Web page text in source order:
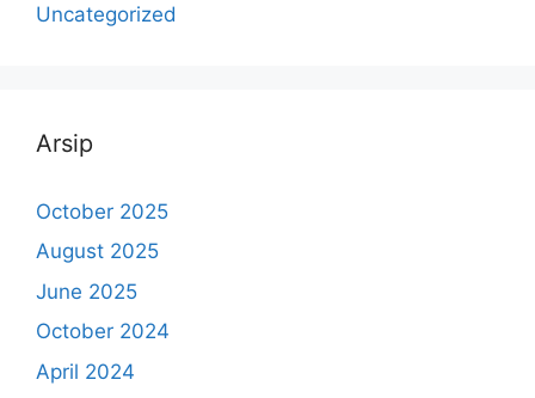
Uncategorized
Arsip
October 2025
August 2025
June 2025
October 2024
April 2024